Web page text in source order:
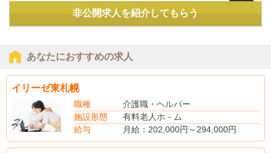
非公開求人を紹介してもらう
あなたにおすすめの求人
イリーゼ東札幌
職種
介護職・ヘルパー
施設形態
有料老人ホ－ム
給与
月給：202,000円～294,000円
※住宅手当を含む